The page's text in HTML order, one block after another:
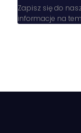
Zapisz się do
informacje na